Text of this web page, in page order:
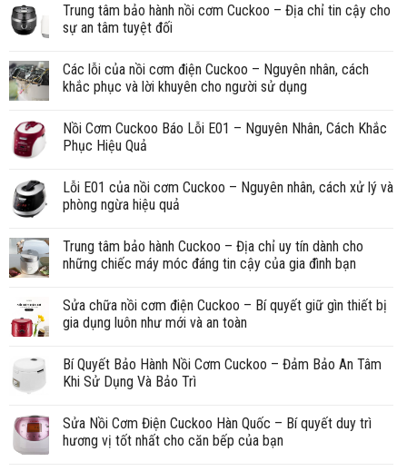
Trung tâm bảo hành nồi cơm Cuckoo – Địa chỉ tin cậy cho
sự an tâm tuyệt đối
Các lỗi của nồi cơm điện Cuckoo – Nguyên nhân, cách
khắc phục và lời khuyên cho người sử dụng
Nồi Cơm Cuckoo Báo Lỗi E01 – Nguyên Nhân, Cách Khắc
Phục Hiệu Quả
Lỗi E01 của nồi cơm Cuckoo – Nguyên nhân, cách xử lý và
phòng ngừa hiệu quả
Trung tâm bảo hành Cuckoo – Địa chỉ uy tín dành cho
những chiếc máy móc đáng tin cậy của gia đình bạn
Sửa chữa nồi cơm điện Cuckoo – Bí quyết giữ gìn thiết bị
gia dụng luôn như mới và an toàn
Bí Quyết Bảo Hành Nồi Cơm Cuckoo – Đảm Bảo An Tâm
Khi Sử Dụng Và Bảo Trì
Sửa Nồi Cơm Điện Cuckoo Hàn Quốc – Bí quyết duy trì
hương vị tốt nhất cho căn bếp của bạn